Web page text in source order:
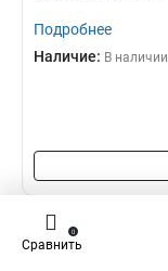
Подробнее
Наличие: В наличии
Сравнить
0